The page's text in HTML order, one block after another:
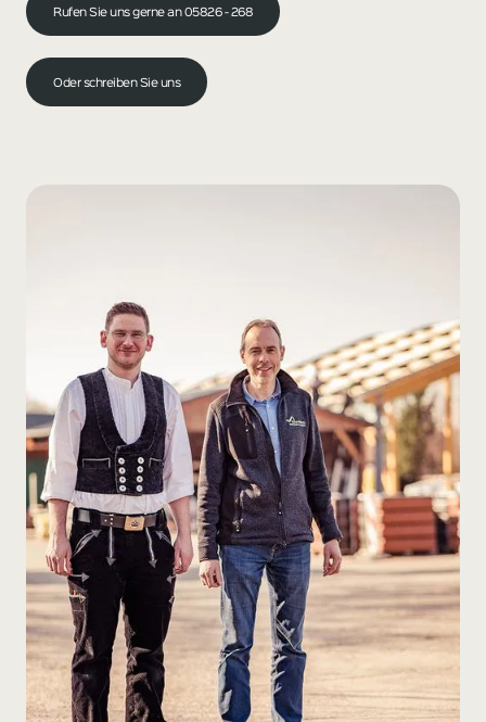
Rufen Sie uns gerne an 05826 - 268
Oder schreiben Sie uns